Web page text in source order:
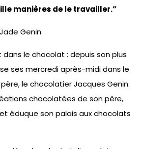
manières de le travailler.”
Genin.
le chocolat : depuis son plus
ses mercredi après-midi dans le
le chocolatier Jacques Genin.
chocolatées de son père,
éduque son palais aux chocolats